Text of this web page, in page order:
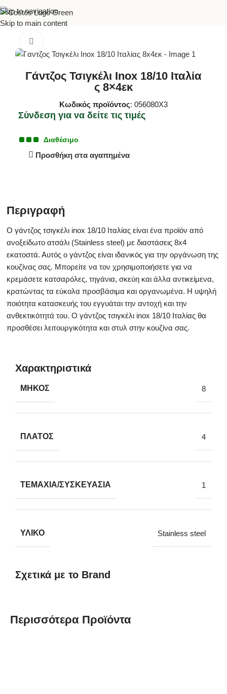
Skip to navigation
Skip to main content
Αρχική σελίδα Κουζίνα
Γάντζος Τσιγκέλι Inox 18/10 Ιταλία
ς 8×4εκ
Κωδικός προϊόντος: 056080X3
Σύνδεση για να δείτε τις τιμές
Διαθέσιμο
Προσθήκη στα αγαπημένα
Περιγραφή
Ο γάντζος τσιγκέλι inox 18/10 Ιταλίας είναι ένα προϊόν από
ανοξείδωτο ατσάλι (Stainless steel) με διαστάσεις 8x4
εκατοστά. Αυτός ο γάντζος είναι ιδανικός για την οργάνωση της
κουζίνας σας. Μπορείτε να τον χρησιμοποιήσετε για να
κρεμάσετε κατσαρόλες, τηγάνια, σκεύη και άλλα αντικείμενα,
κρατώντας τα εύκολα προσβάσιμα και οργανωμένα. Η υψηλή
ποιότητα κατασκευής του εγγυάται την αντοχή και την
ανθεκτικότητά του. Ο γάντζος τσιγκέλι inox 18/10 Ιταλίας θα
προσθέσει λειτουργικότητα και στυλ στην κουζίνα σας.
Χαρακτηριστικά
ΜΉΚΟΣ 8
ΠΛΆΤΟΣ 4
ΤΕΜΆΧΙΑ/ΣΥΣΚΕΥΑΣΊΑ 1
ΥΛΙΚΌ Stainless steel
Σχετικά με το Brand
Περισσότερα Προϊόντα